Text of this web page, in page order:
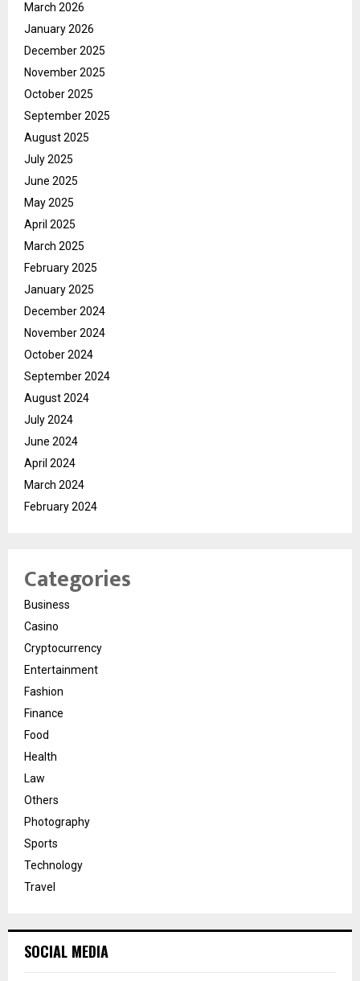
March 2026
January 2026
December 2025
November 2025
October 2025
September 2025
August 2025
July 2025
June 2025
May 2025
April 2025
March 2025
February 2025
January 2025
December 2024
November 2024
October 2024
September 2024
August 2024
July 2024
June 2024
April 2024
March 2024
February 2024
Categories
Business
Casino
Cryptocurrency
Entertainment
Fashion
Finance
Food
Health
Law
Others
Photography
Sports
Technology
Travel
SOCIAL MEDIA